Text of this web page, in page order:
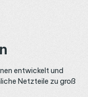
entwickelt und
Netzteile zu groß